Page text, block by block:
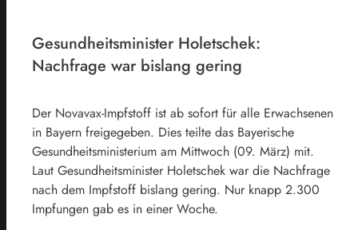
Gesundheitsminister Holetschek:
Nachfrage war bislang gering
Der Novavax-Impfstoff ist ab sofort für alle Erwachsenen
in Bayern freigegeben. Dies teilte das Bayerische
Gesundheitsministerium am Mittwoch (09. März) mit.
Laut Gesundheitsminister Holetschek war die Nachfrage
nach dem Impfstoff bislang gering. Nur knapp 2.300
Impfungen gab es in einer Woche.